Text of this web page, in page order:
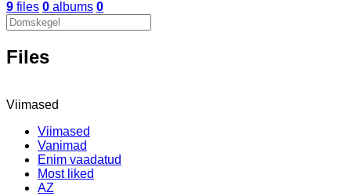
9 files 0 albums 0
Files
Viimased
Viimased
Vanimad
Enim vaadatud
Most liked
AZ